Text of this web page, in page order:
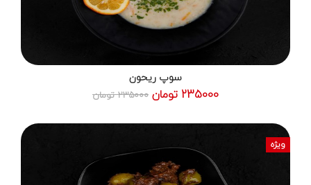
سوپ ریحون
235000 تومان 235000 تومان
ویژه